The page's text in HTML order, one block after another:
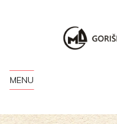
MENU